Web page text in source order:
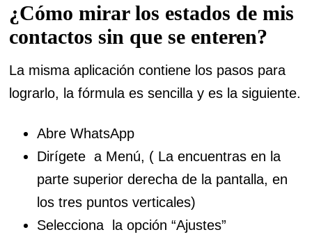
¿Cómo mirar los estados de mis
contactos sin que se enteren?
La misma aplicación contiene los pasos para
lograrlo, la fórmula es sencilla y es la siguiente.
Abre WhatsApp
Dirígete a Menú, ( La encuentras en la
parte superior derecha de la pantalla, en
los tres puntos verticales)
Selecciona la opción “Ajustes”